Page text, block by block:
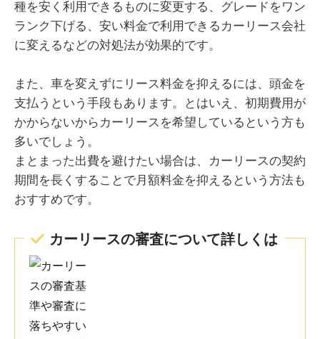
種を安く利用できるものに変更する、グレードをワン
ランク下げる、安い料金で利用できるカーリース会社
に変えるなどの対処法が効果的です。
また、車を変えずにリース料金を抑えるには、頭金を
支払うという手段もあります。とはいえ、初期費用が
かからないからカーリースを希望しているという方も
多いでしょう。
まとまった出費を避けたい場合は、カーリースの契約
期間を長くすることで月額料金を抑えるという方法も
おすすめです。
カーリースの審査について詳しくは